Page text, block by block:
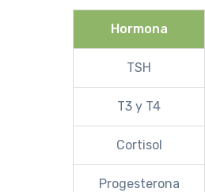
Hormona
TSH
T3 y T4
Cortisol
Progesterona